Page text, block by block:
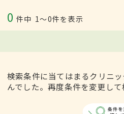
0 件中 1〜0件を表示
検索条件に当てはまるクリニ
んでした。再度条件を変更して